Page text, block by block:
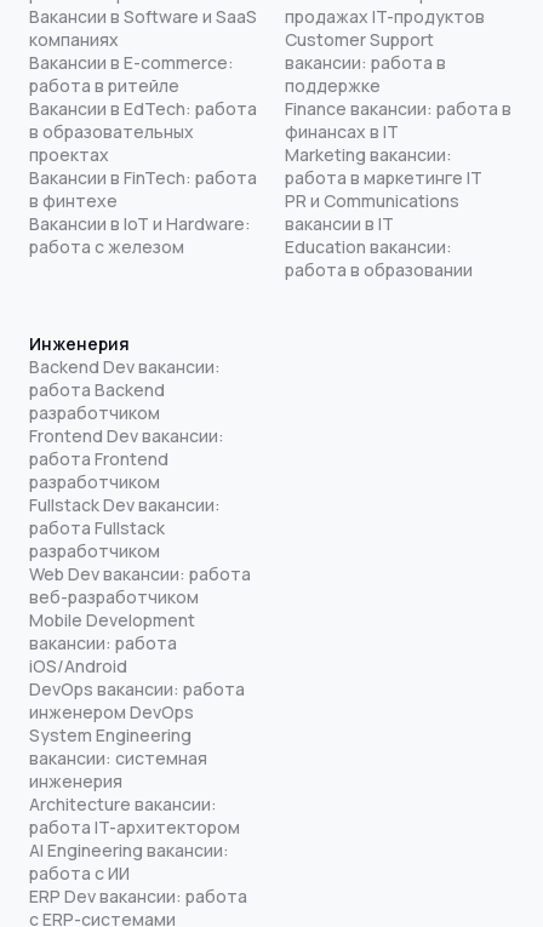
Вакансии в Software и SaaS
компаниях
Вакансии в E-commerce:
работа в ритейле
Вакансии в EdTech: работа
в образовательных
проектах
Вакансии в FinTech: работа
в финтехе
Вакансии в IoT и Hardware:
работа с железом
продажах IT-продуктов
Customer Support
вакансии: работа в
поддержке
Finance вакансии: работа в
финансах в IT
Marketing вакансии:
работа в маркетинге IT
PR и Communications
вакансии в IT
Education вакансии:
работа в образовании
Инженерия
Backend Dev вакансии:
работа Backend
разработчиком
Frontend Dev вакансии:
работа Frontend
разработчиком
Fullstack Dev вакансии:
работа Fullstack
разработчиком
Web Dev вакансии: работа
веб-разработчиком
Mobile Development
вакансии: работа
iOS/Android
DevOps вакансии: работа
инженером DevOps
System Engineering
вакансии: системная
инженерия
Architecture вакансии:
работа IT-архитектором
AI Engineering вакансии:
работа с ИИ
ERP Dev вакансии: работа
с ERP-системами